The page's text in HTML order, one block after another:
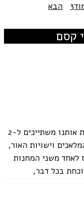
3 הבא
קסם
בדתות מונותיאסיטיות, הישויות המקיפות אותנו משתייכים ל-2
וישויות האור,
לאחד משני המחנות
בכל דבר,